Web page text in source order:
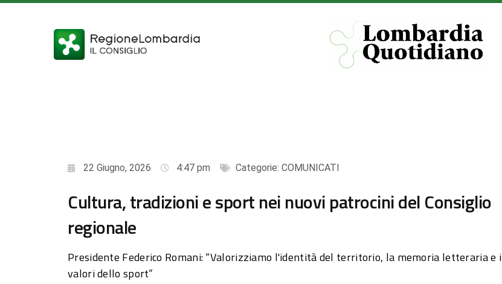
22 Giugno, 2026 4:47 pm Categorie: COMUNICATI
Cultura, tradizioni e sport nei nuovi patrocini del Consiglio
regionale
Presidente Federico Romani: “Valorizziamo l'identità del territorio, la memoria letteraria e i
valori dello sport”